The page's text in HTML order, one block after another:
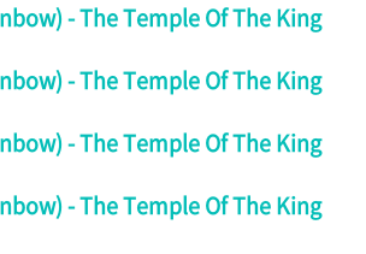
- The Temple Of The King
- The Temple Of The King
- The Temple Of The King
- The Temple Of The King